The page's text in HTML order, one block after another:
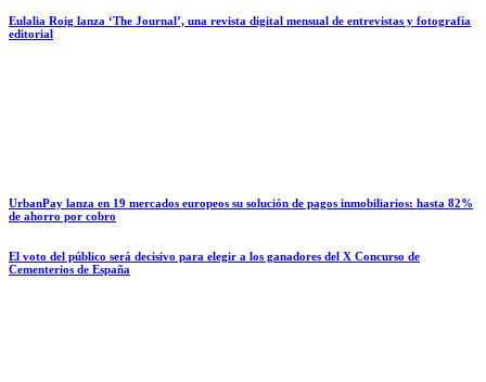
Eulalia Roig lanza ‘The Journal’, una revista digital mensual de entrevistas y fotografía
editorial
UrbanPay lanza en 19 mercados europeos su solución de pagos inmobiliarios: hasta 82%
de ahorro por cobro
El voto del público será decisivo para elegir a los ganadores del X Concurso de
Cementerios de España